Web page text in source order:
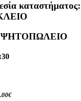
καταστήματος:
ΨΗΤΟΠΩΛΕΙΟ